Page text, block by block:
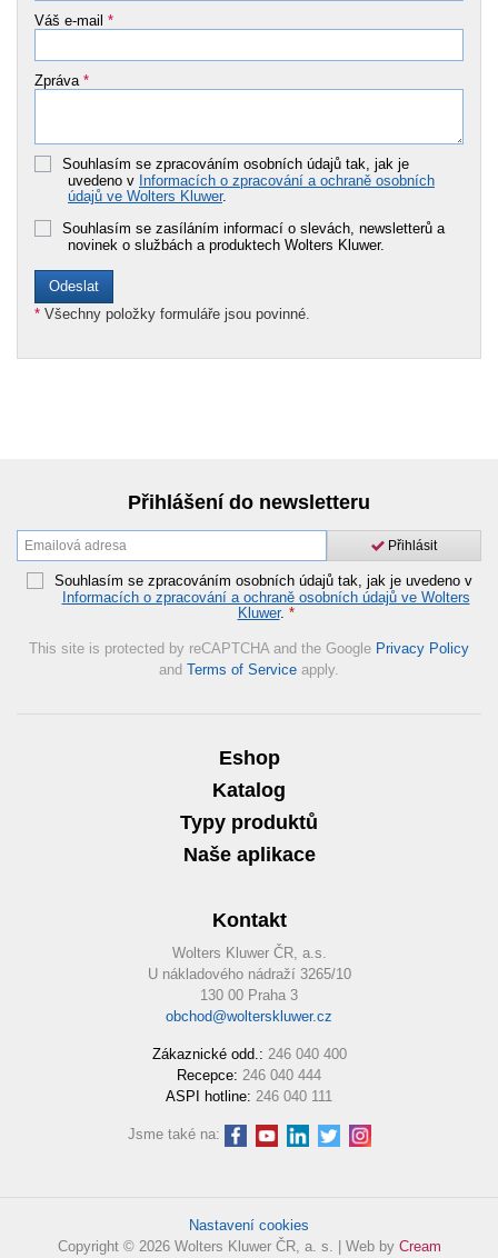
Váš e-mail *
Zpráva *
Souhlasím se zpracováním osobních údajů tak, jak je
uvedeno v Informacích o zpracování a ochraně osobních
údajů ve Wolters Kluwer.
Souhlasím se zasíláním informací o slevách, newsletterů a
novinek o službách a produktech Wolters Kluwer.
* Všechny položky formuláře jsou povinné.
Přihlášení do newsletteru
Přihlásit
Souhlasím se zpracováním osobních údajů tak, jak je uvedeno v
Informacích o zpracování a ochraně osobních údajů ve Wolters
Kluwer. *
This site is protected by reCAPTCHA and the Google Privacy Policy
and Terms of Service apply.
Eshop
Katalog
Typy produktů
Naše aplikace
Kontakt
Wolters Kluwer ČR, a.s.
U nákladového nádraží 3265/10
130 00 Praha 3
obchod@wolterskluwer.cz
Zákaznické odd.: 246 040 400
Recepce: 246 040 444
ASPI hotline: 246 040 111
Jsme také na:
Nastavení cookies
Copyright © 2026 Wolters Kluwer ČR, a. s. | Web by Cream